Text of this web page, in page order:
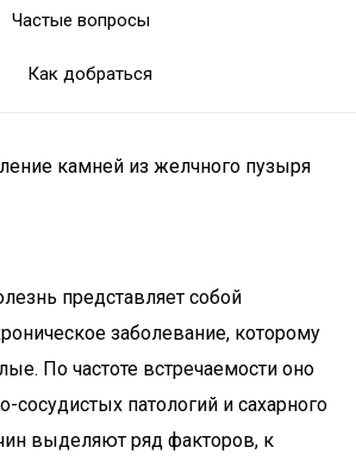
Частые вопросы
Как добраться
камней из желчного пузыря
представляет собой
заболевание, которому
По частоте встречаемости оно
сосудистых патологий и сахарного
выделяют ряд факторов, к